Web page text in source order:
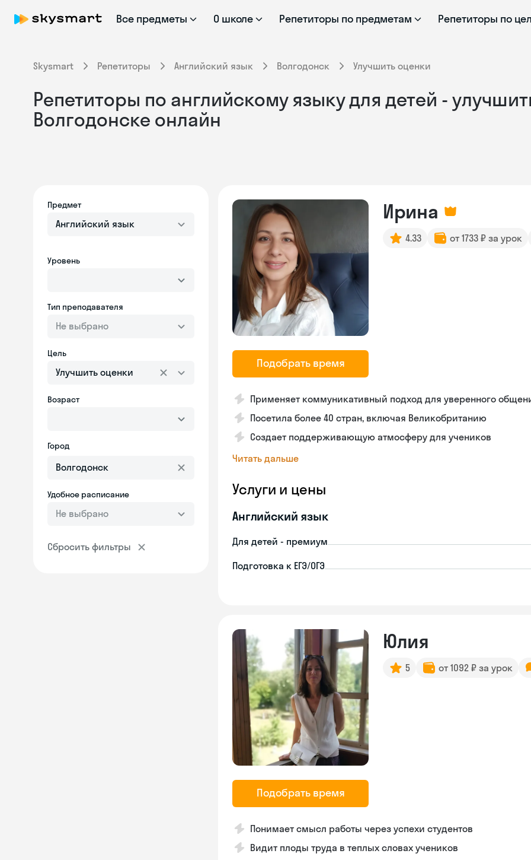
Все предметы О школе Репетиторы по предметам Репетиторы по
Skysmart Репетиторы Английский язык Волгодонск Улучшить оценки
Репетиторы по английскому языку для детей -
Волгодонске онлайн
Предмет
Английский язык
Уровень
Тип преподавателя
Не выбрано
Цель
Улучшить оценки
Возраст
Город
Удобное расписание
Не выбрано
Сбросить фильтры
Подобрать время
Ирина
4.33 от 1733 ₽ за урок
Применяет коммуникативный подход для уверенного
Посетила более 40 стран, включая Великобританию
Создает поддерживающую атмосферу для учеников
Читать дальше
Услуги и цены
Английский язык
Для детей - премиум
Подготовка к ЕГЭ/ОГЭ
Подобрать время
Юлия
5 от 1092 ₽ за урок
Понимает смысл работы через успехи студентов
Видит плоды труда в теплых словах учеников